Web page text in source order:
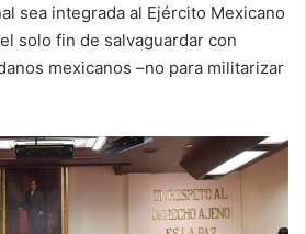
sea integrada al Ejército Mexicano
solo fin de salvaguardar con
mexicanos –no para militarizar